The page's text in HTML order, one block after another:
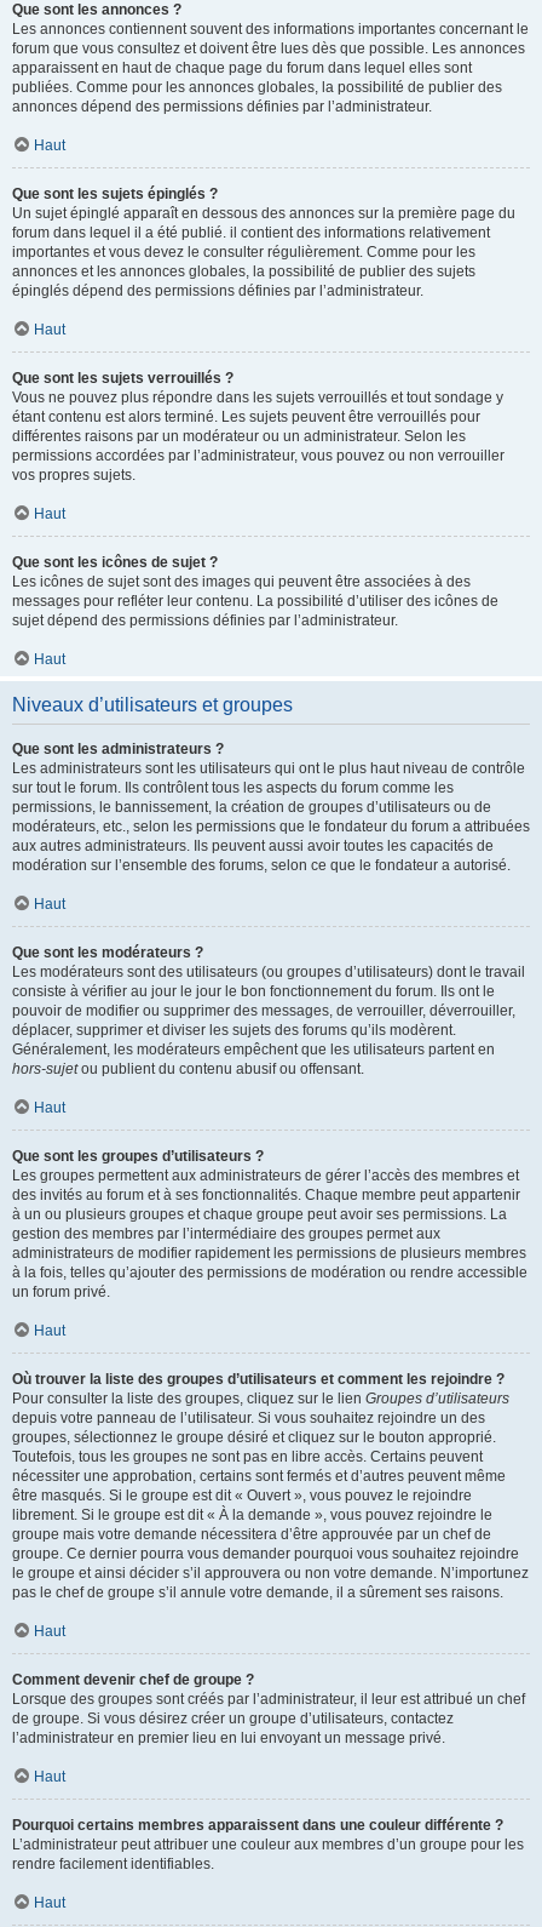
Que sont les annonces ?
Les annonces contiennent souvent des informations importantes concernant le
forum que vous consultez et doivent être lues dès que possible. Les annonces
apparaissent en haut de chaque page du forum dans lequel elles sont
publiées. Comme pour les annonces globales, la possibilité de publier des
annonces dépend des permissions définies par l’administrateur.
Haut
Que sont les sujets épinglés ?
Un sujet épinglé apparaît en dessous des annonces sur la première page du
forum dans lequel il a été publié. il contient des informations relativement
importantes et vous devez le consulter régulièrement. Comme pour les
annonces et les annonces globales, la possibilité de publier des sujets
épinglés dépend des permissions définies par l’administrateur.
Haut
Que sont les sujets verrouillés ?
Vous ne pouvez plus répondre dans les sujets verrouillés et tout sondage y
étant contenu est alors terminé. Les sujets peuvent être verrouillés pour
différentes raisons par un modérateur ou un administrateur. Selon les
permissions accordées par l’administrateur, vous pouvez ou non verrouiller
vos propres sujets.
Haut
Que sont les icônes de sujet ?
Les icônes de sujet sont des images qui peuvent être associées à des
messages pour refléter leur contenu. La possibilité d’utiliser des icônes de
sujet dépend des permissions définies par l’administrateur.
Haut
Niveaux d’utilisateurs et groupes
Que sont les administrateurs ?
Les administrateurs sont les utilisateurs qui ont le plus haut niveau de contrôle
sur tout le forum. Ils contrôlent tous les aspects du forum comme les
permissions, le bannissement, la création de groupes d’utilisateurs ou de
modérateurs, etc., selon les permissions que le fondateur du forum a attribuées
aux autres administrateurs. Ils peuvent aussi avoir toutes les capacités de
modération sur l’ensemble des forums, selon ce que le fondateur a autorisé.
Haut
Que sont les modérateurs ?
Les modérateurs sont des utilisateurs (ou groupes d’utilisateurs) dont le travail
consiste à vérifier au jour le jour le bon fonctionnement du forum. Ils ont le
pouvoir de modifier ou supprimer des messages, de verrouiller, déverrouiller,
déplacer, supprimer et diviser les sujets des forums qu’ils modèrent.
Généralement, les modérateurs empêchent que les utilisateurs partent en
hors-sujetou publient du contenu abusif ou offensant.
Haut
Que sont les groupes d’utilisateurs ?
Les groupes permettent aux administrateurs de gérer l’accès des membres et
des invités au forum et à ses fonctionnalités. Chaque membre peut appartenir
à un ou plusieurs groupes et chaque groupe peut avoir ses permissions. La
gestion des membres par l’intermédiaire des groupes permet aux
administrateurs de modifier rapidement les permissions de plusieurs membres
à la fois, telles qu’ajouter des permissions de modération ou rendre accessible
un forum privé.
Haut
Où trouver la liste des groupes d’utilisateurs et comment les rejoindre ?
Pour consulter la liste des groupes, cliquez sur le lien Groupes d’utilisateurs
depuis votre panneau de l’utilisateur. Si vous souhaitez rejoindre un des
groupes, sélectionnez le groupe désiré et cliquez sur le bouton approprié.
Toutefois, tous les groupes ne sont pas en libre accès. Certains peuvent
nécessiter une approbation, certains sont fermés et d’autres peuvent même
être masqués. Si le groupe est dit « Ouvert », vous pouvez le rejoindre
librement. Si le groupe est dit « À la demande », vous pouvez rejoindre le
groupe mais votre demande nécessitera d’être approuvée par un chef de
groupe. Ce dernier pourra vous demander pourquoi vous souhaitez rejoindre
le groupe et ainsi décider s’il approuvera ou non votre demande. N’importunez
pas le chef de groupe s’il annule votre demande, il a sûrement ses raisons.
Haut
Comment devenir chef de groupe ?
Lorsque des groupes sont créés par l’administrateur, il leur est attribué un chef
de groupe. Si vous désirez créer un groupe d’utilisateurs, contactez
l’administrateur en premier lieu en lui envoyant un message privé.
Haut
Pourquoi certains membres apparaissent dans une couleur différente ?
L’administrateur peut attribuer une couleur aux membres d’un groupe pour les
rendre facilement identifiables.
Haut